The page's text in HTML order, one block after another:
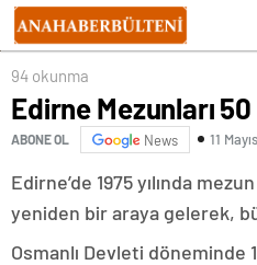
94 okunma
Edirne Mezunları
ABONE OL News 11
Edirne’de 1975 yılında
yeniden bir araya gelerek,
Osmanlı Devleti döneminde